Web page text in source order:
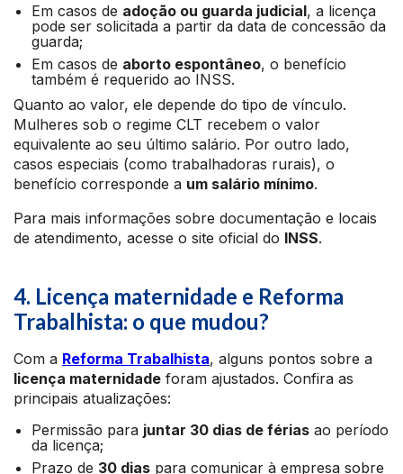
Em casos de adoção ou guarda judicial, a licença
pode ser solicitada a partir da data de concessão da
guarda;
Em casos de aborto espontâneo, o benefício
também é requerido ao INSS.
Quanto ao valor, ele depende do tipo de vínculo.
Mulheres sob o regime CLT recebem o valor
equivalente ao seu último salário. Por outro lado,
casos especiais (como trabalhadoras rurais), o
benefício corresponde a um salário mínimo.
Para mais informações sobre documentação e locais
de atendimento, acesse o site oficial do INSS.
4. Licença maternidade e Reforma
Trabalhista: o que mudou?
Com a Reforma Trabalhista, alguns pontos sobre a
licença maternidade foram ajustados. Confira as
principais atualizações:
Permissão para juntar 30 dias de férias ao período
da licença;
Prazo de 30 dias para comunicar à empresa sobre